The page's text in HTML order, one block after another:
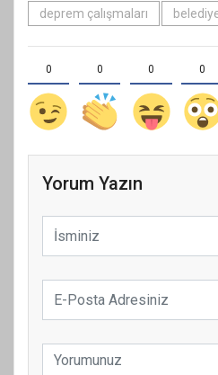
deprem çalışmaları
0 0 0 0
Yorum Yazın